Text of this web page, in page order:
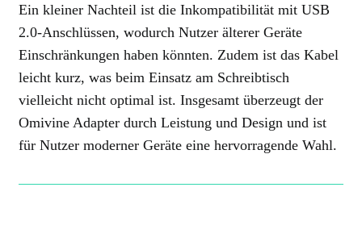
Ein kleiner Nachteil ist die Inkompatibilität mit USB
2.0-Anschlüssen, wodurch Nutzer älterer Geräte
Einschränkungen haben könnten. Zudem ist das Kabel
leicht kurz, was beim Einsatz am Schreibtisch
vielleicht nicht optimal ist. Insgesamt überzeugt der
Omivine Adapter durch Leistung und Design und ist
für Nutzer moderner Geräte eine hervorragende Wahl.